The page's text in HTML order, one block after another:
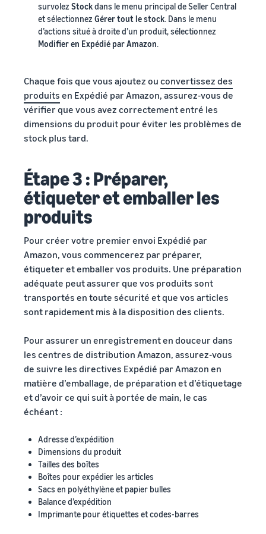
survolez Stockdans le menu principal de Seller Central
et sélectionnez Gérer tout le stock. Dans le menu
d’actions situé à droite d’un produit, sélectionnez
Modifier en Expédié par Amazon.
Chaque fois que vous ajoutez ou convertissez des
produits en Expédié par Amazon, assurez-vous de
vérifier que vous avez correctement entré les
dimensions du produit pour éviter les problèmes de
stock plus tard.
Étape 3 : Préparer,
étiqueter et emballer les
produits
Pour créer votre premier envoi Expédié par
Amazon, vous commencerez par préparer,
étiqueter et emballer vos produits. Une préparation
adéquate peut assurer que vos produits sont
transportés en toute sécurité et que vos articles
sont rapidement mis à la disposition des clients.
Pour assurer un enregistrement en douceur dans
les centres de distribution Amazon, assurez-vous
de suivre les directives Expédié par Amazon en
matière d’emballage, de préparation et d’étiquetage
et d’avoir ce qui suit à portée de main, le cas
échéant :
Adresse d’expédition
Dimensions du produit
Tailles des boîtes
Boîtes pour expédier les articles
Sacs en polyéthylène et papier bulles
Balance d’expédition
Imprimante pour étiquettes et codes-barres